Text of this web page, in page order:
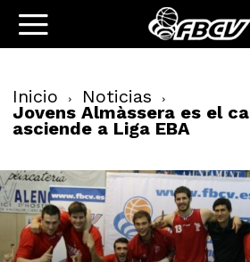
Inicio Noticias
Jovens Almàssera es el
asciende a Liga EBA